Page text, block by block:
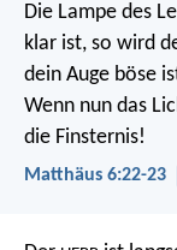
Die Lampe des
klar ist, so wird
dein Auge böse
Wenn nun das
die Finsternis!
Matthäus 6:22-23